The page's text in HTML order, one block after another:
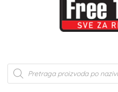
Products
search